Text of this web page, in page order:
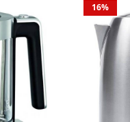
16%